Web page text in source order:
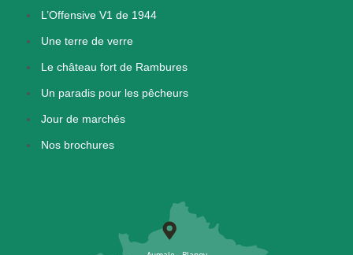
L’Offensive V1 de 1944
Une terre de verre
Le château fort de Rambures
Un paradis pour les pêcheurs
Jour de marchés
Nos brochures